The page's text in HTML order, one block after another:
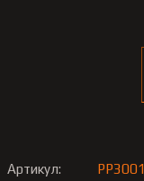
Артикул: